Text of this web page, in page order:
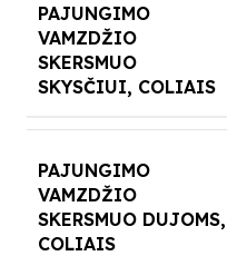
PAJUNGIMO
VAMZDŽIO
SKERSMUO
SKYSČIUI, COLIAIS
PAJUNGIMO
VAMZDŽIO
SKERSMUO DUJOMS,
COLIAIS